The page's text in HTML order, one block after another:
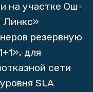
на участке Ош-
Линкс»
резервную
для
сети
SLA